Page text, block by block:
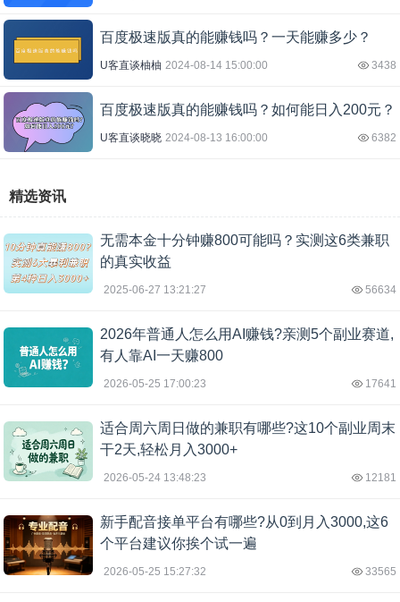
百度极速版真的能赚钱吗？一天能赚多少？
U客直谈柚柚 2024-08-14 15:00:00 3438
百度极速版真的能赚钱吗？如何能日入200元？
U客直谈晓晓 2024-08-13 16:00:00 6382
精选资讯
无需本金十分钟赚800可能吗？实测这6类兼职
的真实收益
2025-06-27 13:21:27 56634
2026年普通人怎么用AI赚钱?亲测5个副业赛道,
有人靠AI一天赚800
2026-05-25 17:00:23 17641
适合周六周日做的兼职有哪些?这10个副业周末
干2天,轻松月入3000+
2026-05-24 13:48:23 12181
新手配音接单平台有哪些?从0到月入3000,这6
个平台建议你挨个试一遍
2026-05-25 15:27:32 33565